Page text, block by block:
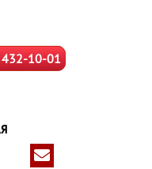
432-10-01